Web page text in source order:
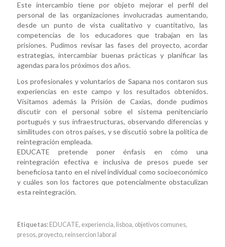
Este intercambio tiene por objeto mejorar el perfil del
personal de las organizaciones involucradas aumentando,
desde un punto de vista cualitativo y cuantitativo, las
competencias de los educadores que trabajan en las
prisiones. Pudimos revisar las fases del proyecto, acordar
estrategias, intercambiar buenas prácticas y planificar las
agendas para los próximos dos años.
Los profesionales y voluntarios de Sapana nos contaron sus
experiencias en este campo y los resultados obtenidos.
Visitamos además la Prisión de Caxias, donde pudimos
discutir con el personal sobre el sistema penitenciario
portugués y sus infraestructuras, observando diferencias y
similitudes con otros países, y se discutió sobre la política de
reintegración empleada.
EDUCATE pretende poner énfasis en cómo una
reintegración efectiva e inclusiva de presos puede ser
beneficiosa tanto en el nivel individual como socioeconómico
y cuáles son los factores que potencialmente obstaculizan
esta reintegración.
Etiquetas: EDUCATE, experiencia, lisboa, objetivos comunes,
presos, proyecto, reinsercion laboral